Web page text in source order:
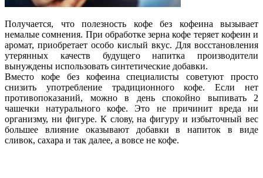
Получается, что полезность кофе без кофеина вызывает
немалые сомнения. При обработке зерна кофе теряет кофеин и
аромат, приобретает особо кислый вкус. Для восстановления
утерянных качеств будущего напитка производители
вынуждены использовать синтетические добавки.
Вместо кофе без кофеина специалисты советуют просто
снизить употребление традиционного кофе. Если нет
противопоказаний, можно в день спокойно выпивать 2
чашечки натурального кофе. Это не причинит вреда ни
организму, ни фигуре. К слову, на фигуру и избыточный вес
большее влияние оказывают добавки в напиток в виде
сливок, сахара и так далее, а вовсе не кофе.